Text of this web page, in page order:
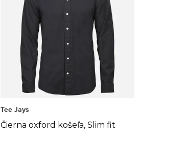
Čierna oxford košeľa, Slim fit
Tee Jays